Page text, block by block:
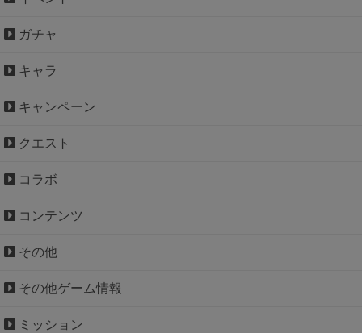
ガチャ
キャラ
キャンペーン
クエスト
コラボ
コンテンツ
その他
その他ゲーム情報
ミッション